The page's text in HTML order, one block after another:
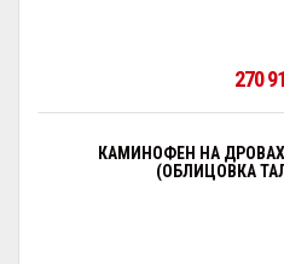
270
КАМИНОФЕН НА ДРОВАХ
(ОБЛИЦОВКА